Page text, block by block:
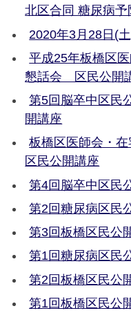
北区合同 糖尿病予
2020年3月28日(
平成25年板橋区
懇話会 区民公開
第5回脳卒中区民
開講座
板橋区医師会・
区民公開講座
第4回脳卒中区民
第2回糖尿病区民
第3回板橋区民公
第1回糖尿病区民
第2回板橋区民公
第1回板橋区民公